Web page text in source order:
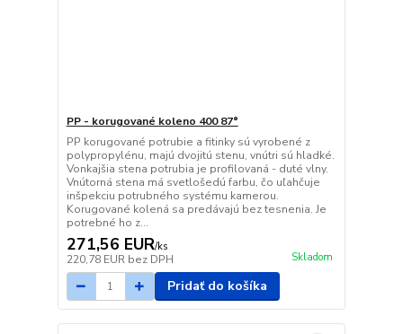
PP - korugované koleno 400 87°
PP korugované potrubie a fitinky sú vyrobené z
polypropylénu, majú dvojitú stenu, vnútri sú hladké.
Vonkajšia stena potrubia je profilovaná - duté vlny.
Vnútorná stena má svetlošedú farbu, čo uľahčuje
inšpekciu potrubného systému kamerou.
Korugované kolená sa predávajú bez tesnenia. Je
potrebné ho z...
271,56 EUR/ks
220,78 EUR bez DPH Skladom
Pridať do košíka